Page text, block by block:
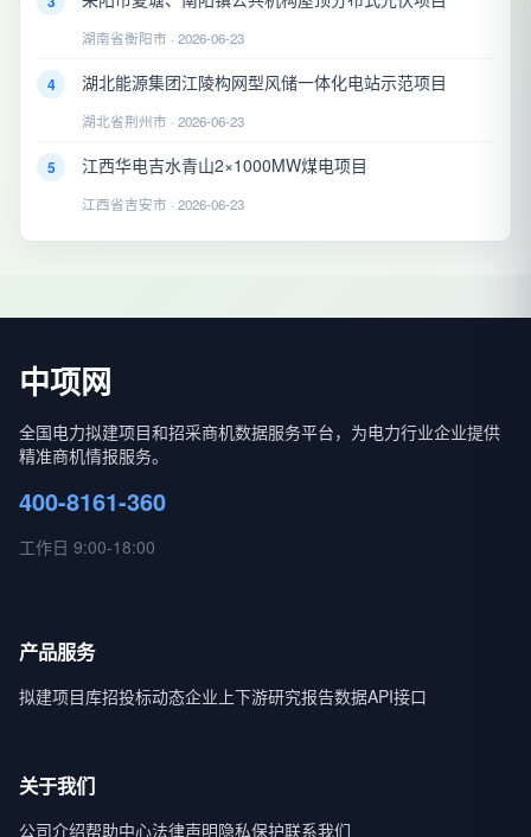
湖南省衡阳市 · 2026-06-23
4 湖北能源集团江陵构网型风储一体化电站示范项目
湖北省荆州市 · 2026-06-23
5 江西华电吉水青山2×1000MW煤电项目
江西省吉安市 · 2026-06-23
中项网
全国电力拟建项目和招采商机数据服务平台，为电力行业企业提供
精准商机情报服务。
400-8161-360
工作日 9:00-18:00
产品服务
拟建项目库招投标动态企业上下游研究报告数据API接口
关于我们
公司介绍帮助中心法律声明隐私保护联系我们